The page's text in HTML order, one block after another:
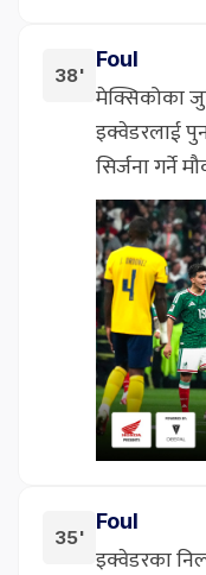
38'
Foul
मेक्सिकोका
इक्वेडरलाई
सिर्जना गर्ने
35'
Foul
इक्वेडरका